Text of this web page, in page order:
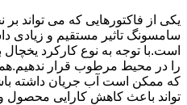
یکی از فاکتورهایی که می تواند
سامسونگ تاثیر مستقیم و زیادی
است.با توجه به نوع کارکرد یخچال
را در محیط مرطوب قرار
که ممکن است آب جریان داشته
تواند باعث کاهش کارایی محصول